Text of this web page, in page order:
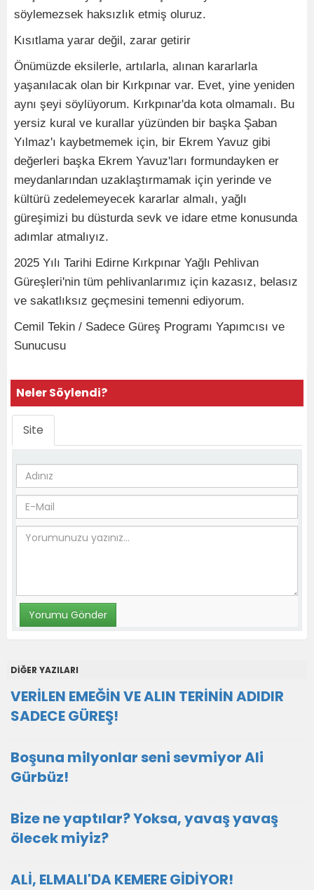
söylemezsek haksızlık etmiş oluruz.
Kısıtlama yarar değil, zarar getirir
Önümüzde eksilerle, artılarla, alınan kararlarla
yaşanılacak olan bir Kırkpınar var. Evet, yine yeniden
aynı şeyi söylüyorum. Kırkpınar'da kota olmamalı. Bu
yersiz kural ve kurallar yüzünden bir başka Şaban
Yılmaz'ı kaybetmemek için, bir Ekrem Yavuz gibi
değerleri başka Ekrem Yavuz'ları formundayken er
meydanlarından uzaklaştırmamak için yerinde ve
kültürü zedelemeyecek kararlar almalı, yağlı
güreşimizi bu düsturda sevk ve idare etme konusunda
adımlar atmalıyız.
2025 Yılı Tarihi Edirne Kırkpınar Yağlı Pehlivan
Güreşleri'nin tüm pehlivanlarımız için kazasız, belasız
ve sakatlıksız geçmesini temenni ediyorum.
Cemil Tekin / Sadece Güreş Programı Yapımcısı ve
Sunucusu
Neler Söylendi?
Site
DİĞER YAZILARI
VERİLEN EMEĞİN VE ALIN TERİNİN ADIDIR
SADECE GÜREŞ!
Boşuna milyonlar seni sevmiyor Ali
Gürbüz!
Bize ne yaptılar? Yoksa, yavaş yavaş
ölecek miyiz?
ALİ, ELMALI'DA KEMERE GİDİYOR!